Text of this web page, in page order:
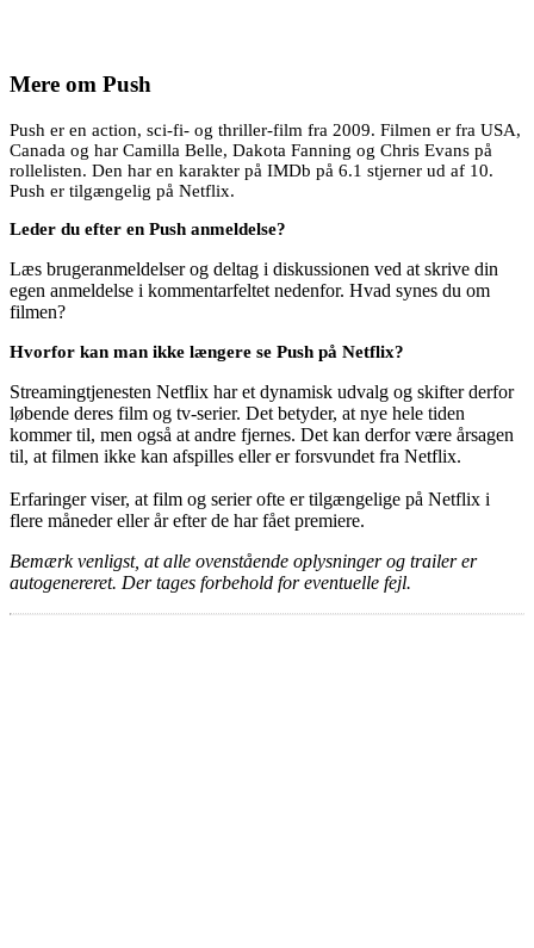
Mere om Push
Push er en action, sci-fi- og thriller-film fra 2009. Filmen er fra USA,
Canada og har Camilla Belle, Dakota Fanning og Chris Evans på
rollelisten. Den har en karakter på IMDb på 6.1 stjerner ud af 10.
Push er tilgængelig på Netflix.
Leder du efter en Push anmeldelse?
Læs brugeranmeldelser og deltag i diskussionen ved at skrive din
egen anmeldelse i kommentarfeltet nedenfor. Hvad synes du om
filmen?
Hvorfor kan man ikke længere se Push på Netflix?
Streamingtjenesten Netflix har et dynamisk udvalg og skifter derfor
løbende deres film og tv-serier. Det betyder, at nye hele tiden
kommer til, men også at andre fjernes. Det kan derfor være årsagen
til, at filmen ikke kan afspilles eller er forsvundet fra Netflix.
Erfaringer viser, at film og serier ofte er tilgængelige på Netflix i
flere måneder eller år efter de har fået premiere.
Bemærk venligst, at alle ovenstående oplysninger og trailer er
autogenereret. Der tages forbehold for eventuelle fejl.